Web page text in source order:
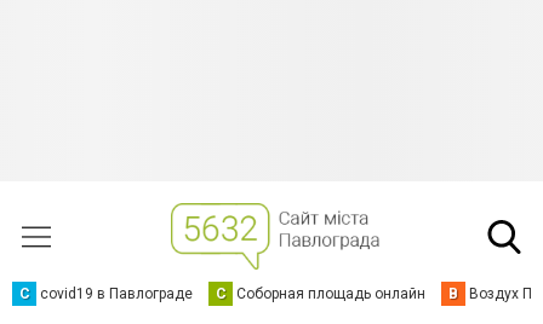
C covid19 в Павлограде С Соборная площадь онлайн В Воздух